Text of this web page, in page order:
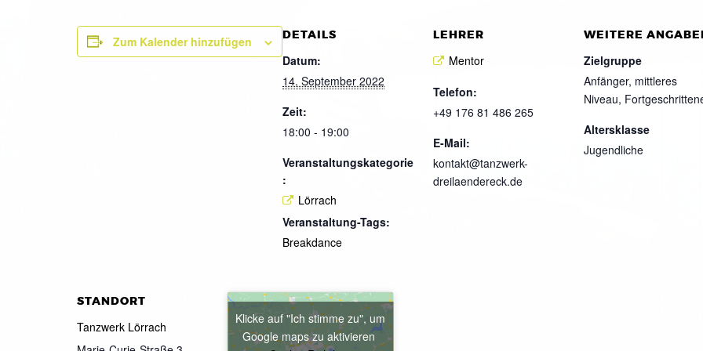
Zum Kalender hinzufügen DETAILS
Datum:
14. September 2022
Zeit:
18:00 - 19:00
Veranstaltungskategorie
:
Lörrach
Veranstaltung-Tags:
Breakdance
LEHRER
Mentor
Telefon:
+49 176 81 486 265
E-Mail:
kontakt@tanzwerk-
dreilaendereck.de
WEITERE
Zielgruppe
Anfänger, mittleres
Niveau,
Altersklasse
Jugendliche
STANDORT
Tanzwerk Lörrach
Klicke auf "Ich stimme zu", um
Google maps zu aktivieren